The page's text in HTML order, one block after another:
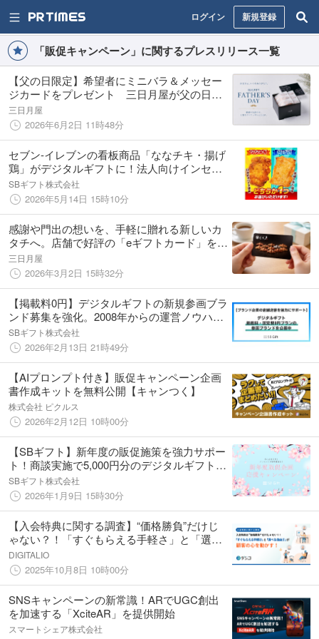
ログイン 新規登録
「販促キャンペーン」に関するプレスリリース一覧
【父の日限定】希望者にミニバラ＆メッセー
ジカードをプレゼント 三日月屋が父の日ギ
フトサービスを開始
三日月屋
2026年6月2日 11時48分
セブン‐イレブンの看板商品「ななチキ・揚げ
鶏」がデジタルギフトに！法人向けインセン
ティブ需要に応えラインアップを拡充
SBギフト株式会社
2026年5月14日 15時10分
感謝や門出の想いを、手軽に贈れる新しいカ
タチへ。店舗で好評の「eギフトカード」を
2026年3月2日より三日月屋オンラインショッ
プで販売開始！
三日月屋
2026年3月2日 15時32分
【掲載料0円】デジタルギフトの新規参画ブラ
ンド募集を強化。2008年からの運営ノウハウ
で、全国の店舗への送客とブランド認知拡大
を支援
SBギフト株式会社
2026年2月13日 21時49分
【AIプロンプト付き】販促キャンペーン企画
書作成キットを無料公開【キャンつく】
株式会社 ピクルス
2026年2月12日 10時00分
【SBギフト】新年度の販促施策を強力サポー
ト！商談実施で5,000円分のデジタルギフト贈
呈＆初回発注10%増量等の「新年度販促企画
応援キャンペーン」を開始
SBギフト株式会社
2026年1月9日 15時30分
【入会特典に関する調査】“価格勝負”だけじ
ゃない？！「すぐもらえる手軽さ」と「選べ
る自由さ」が顧客の心を動かす
DIGITALIO
2025年10月8日 10時00分
SNSキャンペーンの新常識！ARでUGC創出
を加速する「XciteAR」を提供開始
スマートシェア株式会社